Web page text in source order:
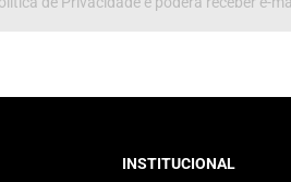
INSTITUCIONAL